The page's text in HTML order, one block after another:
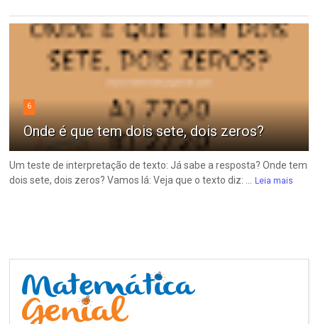
6
Onde é que tem dois sete, dois zeros?
Um teste de interpretação de texto: Já sabe a resposta? Onde tem
dois sete, dois zeros? Vamos lá: Veja que o texto diz: ...
Leia mais